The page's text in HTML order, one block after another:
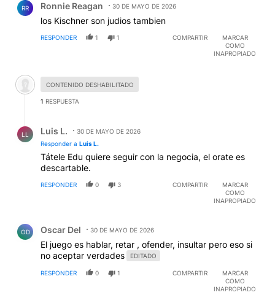
RR Ronnie Reagan 30 DE MAYO DE 2026
los Kischner son judios tambien
RESPONDER 1 1 COMPARTIR
MARCAR
COMO
INAPROPIADO
Comentario desactivado.
CONTENIDO DESHABILITADO
1 RESPUESTA
LL Luis L.
30 DE MAYO DE 2026
Responder a Luis L.
Tátele Edu quiere seguir con la negocia, el orate es
descartable.
RESPONDER 0 3 COMPARTIR
MARCAR
COMO
INAPROPIADO
OD Oscar Del 30 DE MAYO DE 2026
El juego es hablar, retar , ofender, insultar pero eso si
no aceptar verdades
EDITADO
RESPONDER 0 1 COMPARTIR
MARCAR
COMO
INAPROPIADO